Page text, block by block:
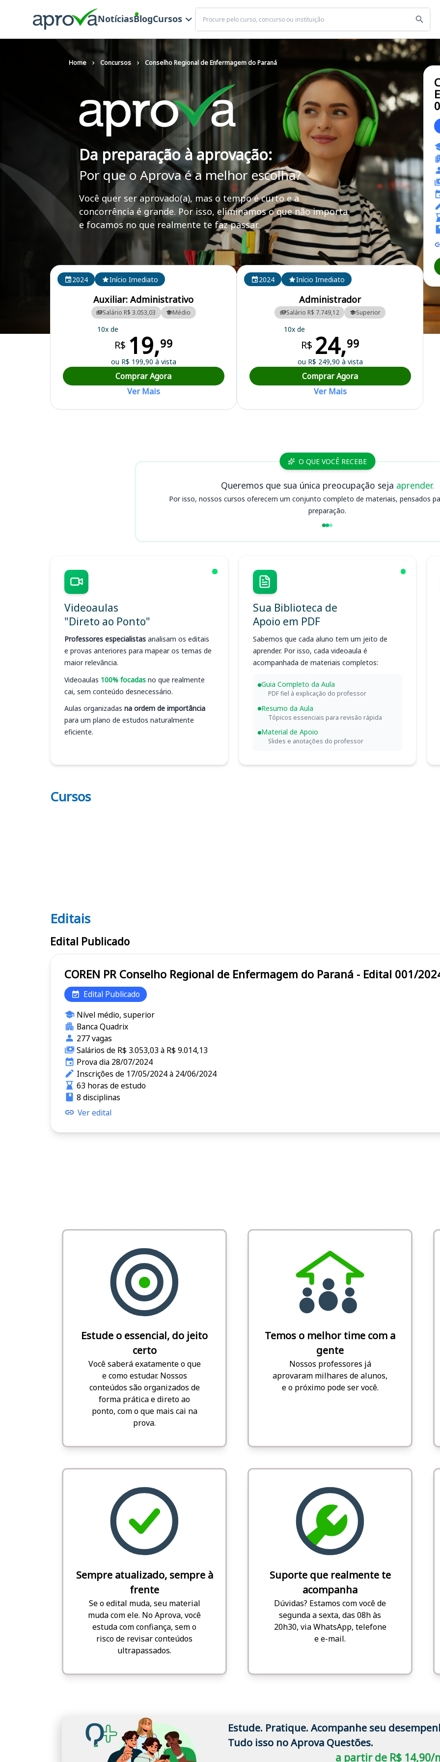
NotíciasBlogCursos
Buscar
Home Concursos Conselho Regional de Enfermagem do Paraná
Da preparação à aprovação:
Por que o Aprova é a melhor escolha?
Você quer ser aprovado(a), mas o tempo é curto e a
concorrência é grande. Por isso, eliminamos o que não importa
e focamos no que realmente te faz passar.
Curso Preparatório para o Concurso COREN PR - Conselho Regional de Enfermagem do Paraná
Cursos em destaque para passar no concurso COREN PR
2024
Início Imediato
Auxiliar: Administrativo
Salário R$ 3.053,03 Médio
10x de
R$ 19,99
ou R$ 199,90 à vista
Comprar Agora
Ver Mais
2024 Início Imediato
Administrador
Salário R$ 7.749,12 Superior
10x de
R$ 24,99
ou R$ 249,90 à vista
Comprar Agora
Ver Mais
Cursos COREN PR O QUE VOCÊ RECEBE
Queremos que sua única preocupação seja aprender.
Por isso, nossos cursos oferecem um conjunto completo de materiais, pensados
preparação.
Videoaulas
"Direto ao Ponto"
Professores especialistas analisam os editais
e provas anteriores para mapear os temas de
maior relevância.
Videoaulas 100% focadas no que realmente
cai, sem conteúdo desnecessário.
Aulas organizadas na ordem de importância
para um plano de estudos naturalmente
eficiente.
Sua Biblioteca de
Apoio em PDF
Sabemos que cada aluno tem um jeito de
aprender. Por isso, cada videoaula é
acompanhada de materiais completos:
Guia Completo da Aula
PDF fiel à explicação do professor
Resumo da Aula
Tópicos essenciais para revisão rápida
Material de Apoio
Slides e anotações do professor
Cursos
Editais COREN PR
Editais
Edital Publicado
COREN PR Conselho Regional de Enfermagem do Paraná - Edital 001/
Edital Publicado
Nível médio, superior
Banca Quadrix
277 vagas
Salários de R$ 3.053,03 à R$ 9.014,13
Prova dia 28/07/2024
Inscrições de 17/05/2024 à 24/06/2024
63 horas de estudo
8 disciplinas
Ver edital
Estude o essencial, do jeito
certo
Você saberá exatamente o que
e como estudar. Nossos
conteúdos são organizados de
forma prática e direto ao
ponto, com o que mais cai na
prova.
Temos o melhor time com a
gente
Nossos professores já
aprovaram milhares de alunos,
e o próximo pode ser você.
Sempre atualizado, sempre à
frente
Se o edital muda, seu material
muda com ele. No Aprova, você
estuda com confiança, sem o
risco de revisar conteúdos
ultrapassados.
Suporte que realmente te
acompanha
Dúvidas? Estamos com você de
segunda a sexta, das 08h às
20h30, via WhatsApp, telefone
e e-mail.
Estude. Pratique. Acompanhe seu
Tudo isso no Aprova Questões.
a partir de R$ 14,90/